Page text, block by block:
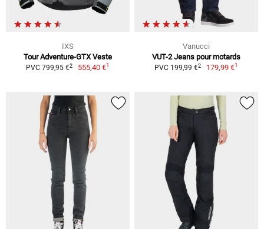
IXS
Tour Adventure-GTX Veste
PVC 799,95 €2 555,40 €1
Vanucci
VUT-2 Jeans pour motards
PVC 199,99 €2 179,99 €1